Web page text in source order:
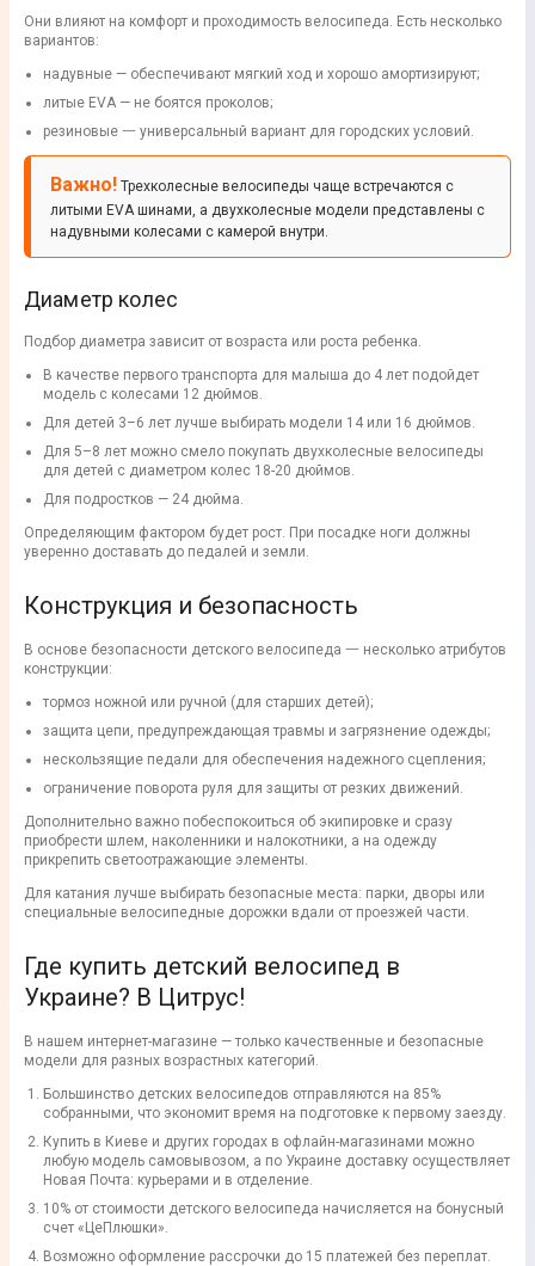
Они влияют на комфорт и проходимость велосипеда. Есть несколько
вариантов:
надувные — обеспечивают мягкий ход и хорошо амортизируют;
литые EVA — не боятся проколов;
резиновые 一 универсальный вариант для городских условий.
Важно! Трехколесные велосипеды чаще встречаются с
литыми EVA шинами, а двухколесные модели представлены с
надувными колесами с камерой внутри.
Диаметр колес
Подбор диаметра зависит от возраста или роста ребенка.
В качестве первого транспорта для малыша до 4 лет подойдет
модель с колесами 12 дюймов.
Для детей 3–6 лет лучше выбирать модели 14 или 16 дюймов.
Для 5–8 лет можно смело покупать двухколесные велосипеды
для детей с диаметром колес 18-20 дюймов.
Для подростков — 24 дюйма.
Определяющим фактором будет рост. При посадке ноги должны
уверенно доставать до педалей и земли.
Конструкция и безопасность
В основе безопасности детского велосипеда 一 несколько атрибутов
конструкции:
тормоз ножной или ручной (для старших детей);
защита цепи, предупреждающая травмы и загрязнение одежды;
нескользящие педали для обеспечения надежного сцепления;
ограничение поворота руля для защиты от резких движений.
Дополнительно важно побеспокоиться об экипировке и сразу
приобрести шлем, наколенники и налокотники, а на одежду
прикрепить светоотражающие элементы.
Для катания лучше выбирать безопасные места: парки, дворы или
специальные велосипедные дорожки вдали от проезжей части.
Где купить детский велосипед в
Украине? В Цитрус!
В нашем интернет-магазине — только качественные и безопасные
модели для разных возрастных категорий.
Большинство детских велосипедов отправляются на 85%
собранными, что экономит время на подготовке к первому заезду.
Купить в Киеве и других городах в офлайн-магазинами можно
любую модель самовывозом, а по Украине доставку осуществляет
Новая Почта: курьерами и в отделение.
10% от стоимости детского велосипеда начисляется на бонусный
счет «ЦеПлюшки».
Возможно оформление рассрочки до 15 платежей без переплат.